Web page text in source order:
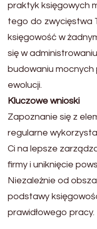
praktyk księgowych
tego do zwycięstwa
księgowość w
się w
budowaniu mocnych
ewolucji.
Kluczowe wnioski
Zapoznanie się z
regularne
Ci na lepsze
firmy i uniknięcie
Niezależnie od
podstawy
prawidłowego pracy.